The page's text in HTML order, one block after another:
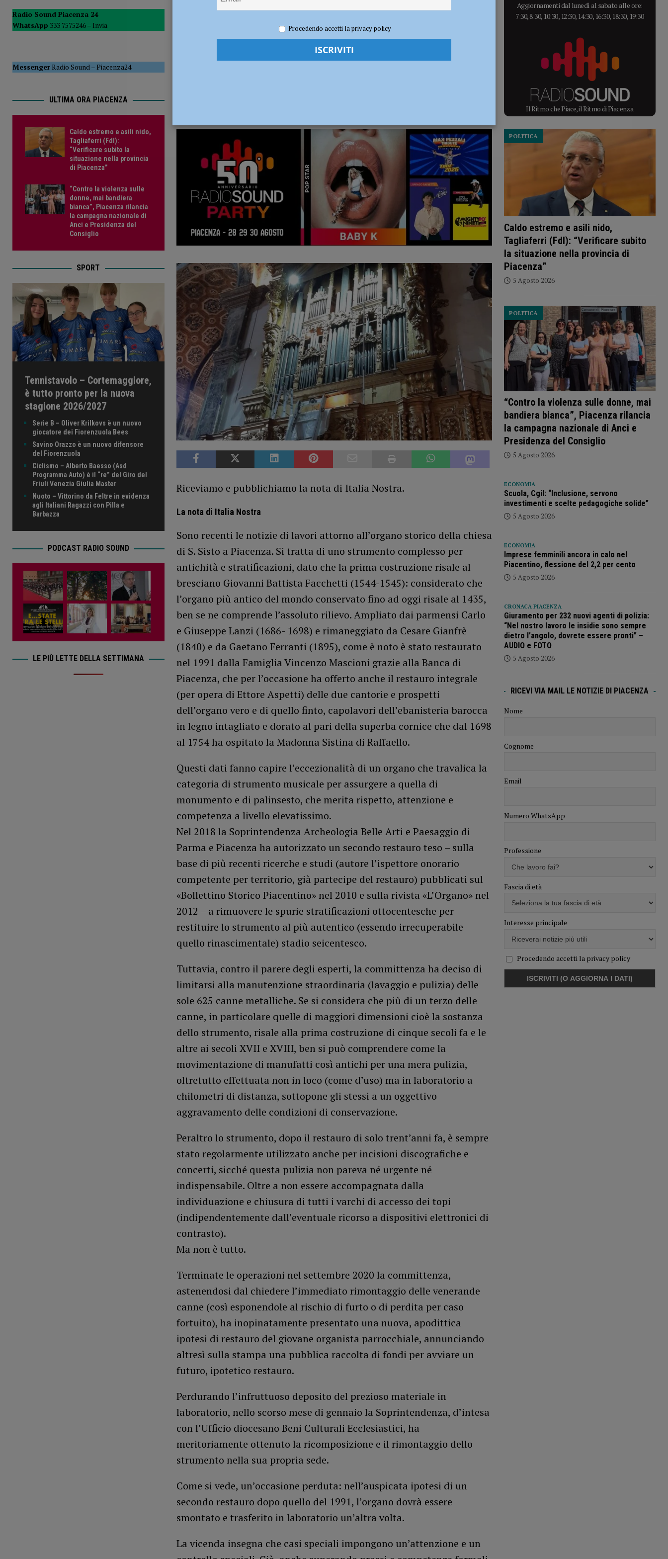
[ 5 Agosto 2026 ] Tennistavolo – Cortemaggiore, è tutto pronto per la nuova stagione 2026/2027 NOTIZIE
Riceviamo e pubblichiamo la nota di Italia Nostra.
La nota di Italia Nostra
Sono recenti le notizie di lavori attorno all’organo storico della chiesa
di S. Sisto a Piacenza. Si tratta di uno strumento complesso per
antichità e stratificazioni, dato che la prima costruzione risale al
bresciano Giovanni Battista Facchetti (1544-1545): considerato che
l’organo più antico del mondo conservato fino ad oggi risale al 1435,
ben se ne comprende l’assoluto rilievo. Ampliato dai parmensi Carlo
e Giuseppe Lanzi (1686- 1698) e rimaneggiato da Cesare Gianfrè
(1840) e da Gaetano Ferranti (1895), come è noto è stato restaurato
nel 1991 dalla Famiglia Vincenzo Mascioni grazie alla Banca di
Piacenza, che per l’occasione ha offerto anche il restauro integrale
(per opera di Ettore Aspetti) delle due cantorie e prospetti
dell’organo vero e di quello finto, capolavori dell’ebanisteria barocca
in legno intagliato e dorato al pari della superba cornice che dal 1698
al 1754 ha ospitato la Madonna Sistina di Raffaello.
Questi dati fanno capire l’eccezionalità di un organo che travalica la
categoria di strumento musicale per assurgere a quella di
monumento e di palinsesto, che merita rispetto, attenzione e
competenza a livello elevatissimo.
Nel 2018 la Soprintendenza Archeologia Belle Arti e Paesaggio di
Parma e Piacenza ha autorizzato un secondo restauro teso – sulla
base di più recenti ricerche e studi (autore l’ispettore onorario
competente per territorio, già partecipe del restauro) pubblicati sul
«Bollettino Storico Piacentino» nel 2010 e sulla rivista «L’Organo» nel
2012 – a rimuovere le spurie stratificazioni ottocentesche per
restituire lo strumento al più autentico (essendo irrecuperabile
quello rinascimentale) stadio seicentesco.
Tuttavia, contro il parere degli esperti, la committenza ha deciso di
limitarsi alla manutenzione straordinaria (lavaggio e pulizia) delle
sole 625 canne metalliche. Se si considera che più di un terzo delle
canne, in particolare quelle di maggiori dimensioni cioè la sostanza
dello strumento, risale alla prima costruzione di cinque secoli fa e le
altre ai secoli XVII e XVIII, ben si può comprendere come la
movimentazione di manufatti così antichi per una mera pulizia,
oltretutto effettuata non in loco (come d’uso) ma in laboratorio a
chilometri di distanza, sottopone gli stessi a un oggettivo
aggravamento delle condizioni di conservazione.
Peraltro lo strumento, dopo il restauro di solo trent’anni fa, è sempre
stato regolarmente utilizzato anche per incisioni discografiche e
concerti, sicché questa pulizia non pareva né urgente né
indispensabile. Oltre a non essere accompagnata dalla
individuazione e chiusura di tutti i varchi di accesso dei topi
(indipendentemente dall’eventuale ricorso a dispositivi elettronici di
contrasto).
Ma non è tutto.
Terminate le operazioni nel settembre 2020 la committenza,
astenendosi dal chiedere l’immediato rimontaggio delle venerande
canne (così esponendole al rischio di furto o di perdita per caso
fortuito), ha inopinatamente presentato una nuova, apodittica
ipotesi di restauro del giovane organista parrocchiale, annunciando
altresì sulla stampa una pubblica raccolta di fondi per avviare un
futuro, ipotetico restauro.
Perdurando l’infruttuoso deposito del prezioso materiale in
laboratorio, nello scorso mese di gennaio la Soprintendenza, d’intesa
con l’Ufficio diocesano Beni Culturali Ecclesiastici, ha
meritoriamente ottenuto la ricomposizione e il rimontaggio dello
strumento nella sua propria sede.
Come si vede, un’occasione perduta: nell’auspicata ipotesi di un
secondo restauro dopo quello del 1991, l’organo dovrà essere
smontato e trasferito in laboratorio un’altra volta.
La vicenda insegna che casi speciali impongono un’attenzione e un
Radio Sound Piacenza 24
WhatsApp 333 7575246 – Invia
MessengerRadio Sound–Piacenza24
ULTIMA ORA PIACENZA
Caldo estremo e asili nido,
Tagliaferri (FdI):
“Verificare subito la
situazione nella provincia
di Piacenza”
“Contro la violenza sulle
donne, mai bandiera
bianca”, Piacenza rilancia
la campagna nazionale di
Anci e Presidenza del
Consiglio
SPORT
Tennistavolo – Cortemaggiore,
è tutto pronto per la nuova
stagione 2026/2027
Serie B – Oliver Krilkovs è un nuovo
giocatore dei Fiorenzuola Bees
Savino Orazzo è un nuovo difensore
del Fiorenzuola
Ciclismo – Alberto Baesso (Asd
Programma Auto) è il “re” del Giro del
Friuli Venezia Giulia Master
Nuoto – Vittorino da Feltre in evidenza
agli Italiani Ragazzi con Pilla e
Barbazza
PODCAST RADIO SOUND
LE PIÙ LETTE DELLA SETTIMANA
Aggiornamenti dal lunedì al sabato alle ore:
7:30, 8:30, 10:30, 12:30, 14:30, 16:30, 18:30, 19:30
Il Ritmo che Piace, il Ritmo di Piacenza
Caldo estremo e asili nido,
Tagliaferri (FdI): “Verificare subito
la situazione nella provincia di
Piacenza”
POLITICA
5 Agosto 2026
“Contro la violenza sulle donne, mai
bandiera bianca”, Piacenza rilancia
la campagna nazionale di Anci e
Presidenza del Consiglio
POLITICA
5 Agosto 2026
ECONOMIA
Scuola, Cgil: “Inclusione, servono
investimenti e scelte pedagogiche solide”
5 Agosto 2026
ECONOMIA
Imprese femminili ancora in calo nel
Piacentino, flessione del 2,2 per cento
5 Agosto 2026
CRONACA PIACENZA
Giuramento per 232 nuovi agenti di polizia:
“Nel nostro lavoro le insidie sono sempre
dietro l’angolo, dovrete essere pronti” –
AUDIO e FOTO
5 Agosto 2026
RICEVI VIA MAIL LE NOTIZIE DI PIACENZA
Nome
Cognome
Email
Numero WhatsApp
Professione
Fascia di età
Interesse principale
Procedendo accetti la privacy policy
Procedendo accetti la privacy policy